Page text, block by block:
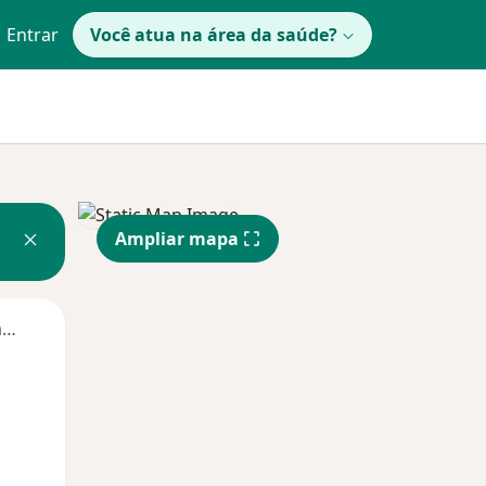
Entrar Você atua na área da saúde?
Segunda-feira
Ampliar mapa